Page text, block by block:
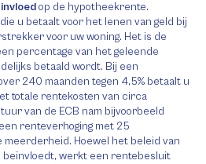
op de hypotheekrente.
u betaalt voor het lenen van geld bij
voor uw woning. Het is de
percentage van het geleende
betaald wordt. Bij een
240 maanden tegen 4,5% betaalt u
totale rentekosten van circa
van de ECB nam bijvoorbeeld
renteverhoging met 25
meerderheid. Hoewel het beleid van
beïnvloedt, werkt een rentebesluit